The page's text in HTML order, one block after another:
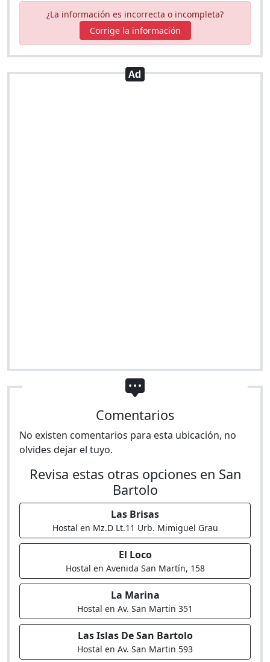
¿La información es incorrecta o incompleta?
Corrige la información
Comentarios
No existen comentarios para esta ubicación, no
olvides dejar el tuyo.
Revisa estas otras opciones en San
Bartolo
Las Brisas
Hostal en Mz.D Lt.11 Urb. Mimiguel Grau
El Loco
Hostal en Avenida San Martín, 158
La Marina
Hostal en Av. San Martin 351
Las Islas De San Bartolo
Hostal en Av. San Martin 593